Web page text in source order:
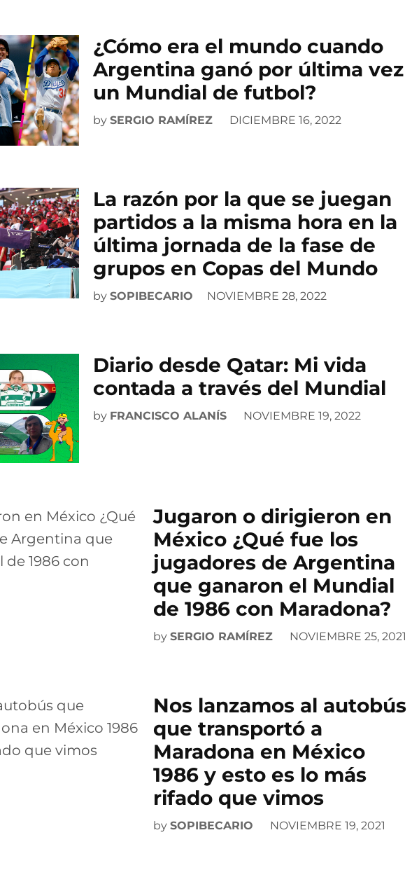
¿Cómo era el mundo cuando
Argentina ganó por última vez
un Mundial de futbol?
by SERGIO RAMÍREZ DICIEMBRE 16, 2022
La razón por la que se juegan
partidos a la misma hora en la
última jornada de la fase de
grupos en Copas del Mundo
by SOPIBECARIO NOVIEMBRE 28, 2022
Diario desde Qatar: Mi vida
contada a través del Mundial
by FRANCISCO ALANÍS NOVIEMBRE 19, 2022
Jugaron o dirigieron en
México ¿Qué fue los
jugadores de Argentina
que ganaron el Mundial
de 1986 con Maradona?
by SERGIO RAMÍREZ NOVIEMBRE 25, 2021
Nos lanzamos al autobús
que transportó a
Maradona en México
1986 y esto es lo más
rifado que vimos
by SOPIBECARIO NOVIEMBRE 19, 2021